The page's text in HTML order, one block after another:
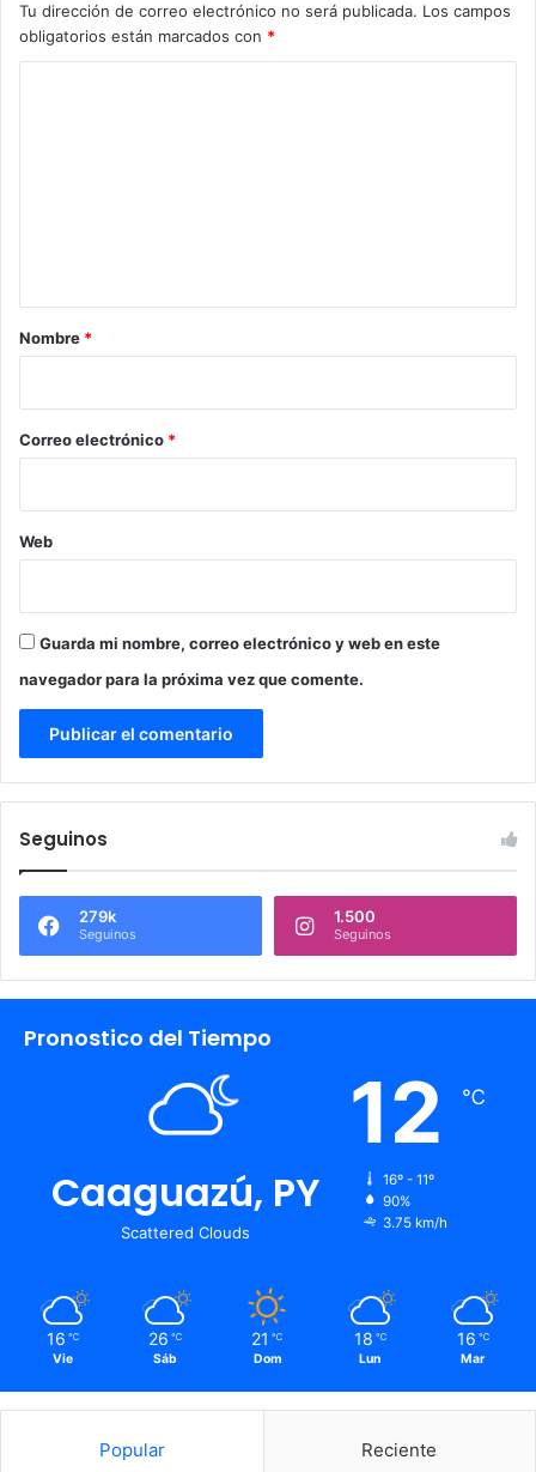
Tu dirección de correo electrónico no será publicada. Los campos
obligatorios están marcados con *
r
*
Nombre *
Correo electrónico *
Web
Guarda mi nombre, correo electrónico y web en este
navegador para la próxima vez que comente.
Seguinos
279k
Seguinos
1.500
Seguinos
Pronostico del Tiempo
Caaguazú, PY
Scattered Clouds
12 ℃
16º - 11º
90%
3.75 km/h
16 ℃
Vie
26 ℃
Sáb
21 ℃
Dom
18 ℃
Lun
16 ℃
Mar
Popular Reciente